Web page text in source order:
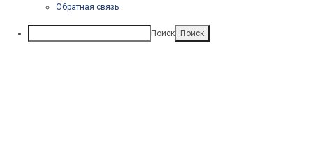
Обратная связь
Поиск